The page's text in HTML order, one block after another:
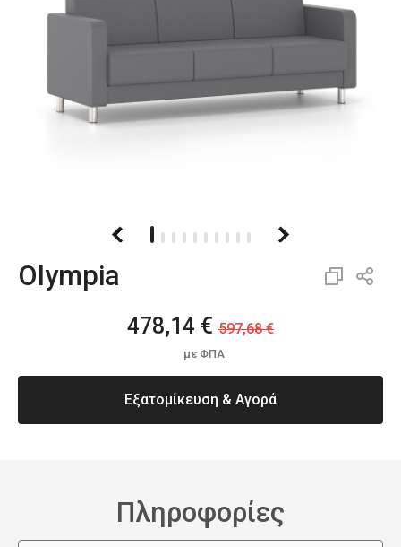
Olympia
Εξατομίκευση & Αγορά
με ΦΠΑ
478,14 € 597,68 €
Πληροφορίες